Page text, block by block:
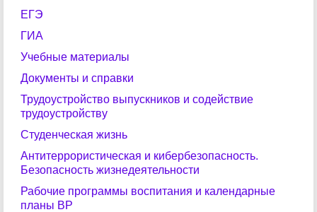
ЕГЭ
ГИА
Учебные материалы
Документы и справки
Трудоустройство выпускников и содействие
трудоустройству
Студенческая жизнь
Антитеррористическая и кибербезопасность.
Безопасность жизнедеятельности
Рабочие программы воспитания и календарные
планы ВР